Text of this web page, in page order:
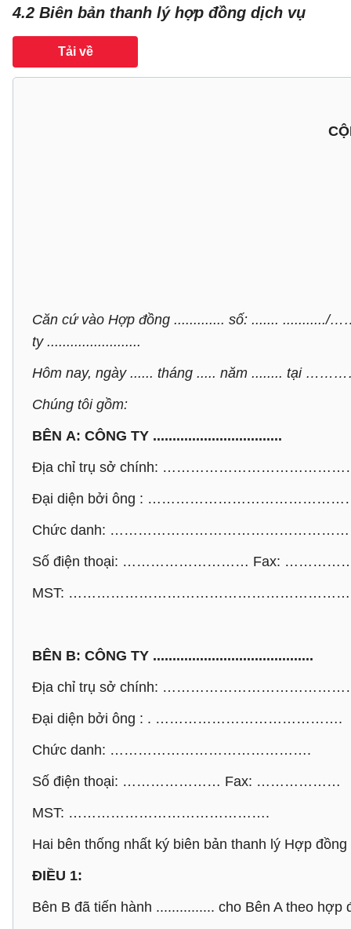
4.2 Biên bản thanh lý hợp đồng dịch vụ
Tải về
Căn cứ vào Hợp đồng ............. số: ....... .........../
ty ........................
Hôm nay, ngày ...... tháng ..... năm
Chúng tôi gồm:
BÊN A: CÔNG TY .................................
Địa chỉ trụ sở chính:
Đại diện bởi ông :
Chức danh:
Số điện thoại: ……………………… Fax:
MST:
BÊN B: CÔNG TY .........................................
Địa chỉ trụ sở chính:
Đại diện bởi ông : . ………………………………….
Chức danh: …………………………………….
Số điện thoại: ………………… Fax: ………………
MST: …………………………………….
Hai bên thống nhất ký biên bản thanh lý Hợp
ĐIỀU 1:
Bên B đã tiến hành ............... cho Bên A theo